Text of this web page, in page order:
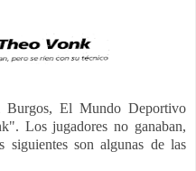
Burgos, El Mundo Deportivo
Los jugadores no ganaban,
son algunas de las